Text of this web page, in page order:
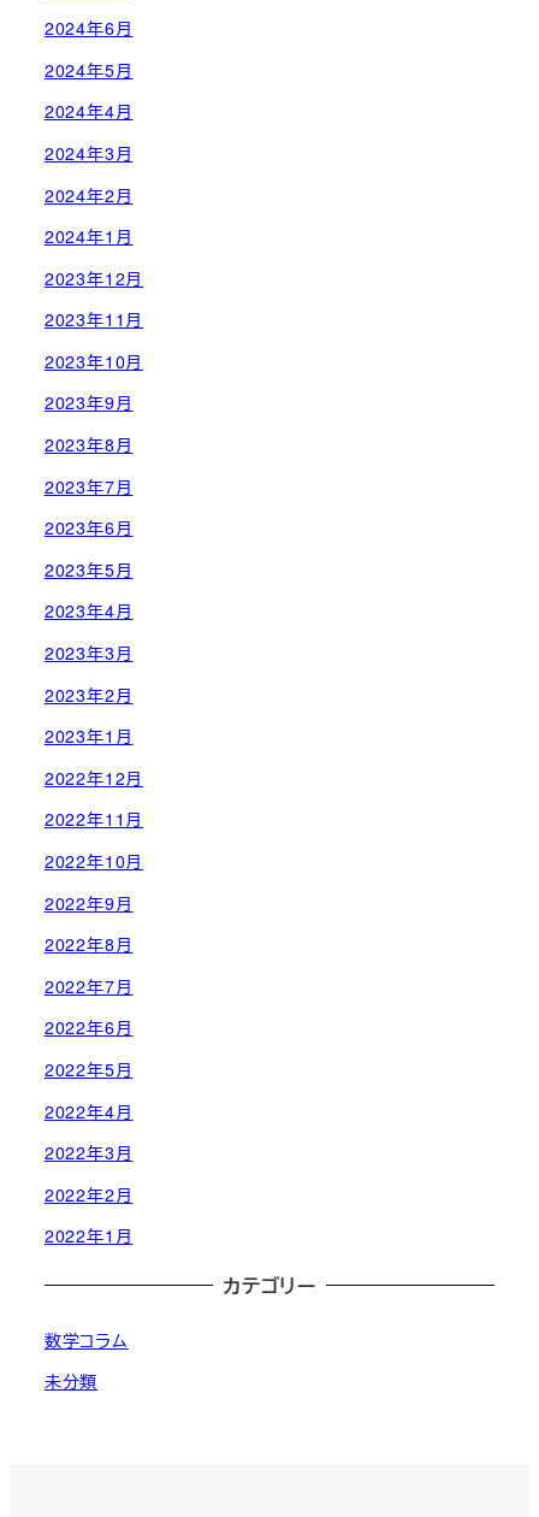
2024年6月
2024年5月
2024年4月
2024年3月
2024年2月
2024年1月
2023年12月
2023年11月
2023年10月
2023年9月
2023年8月
2023年7月
2023年6月
2023年5月
2023年4月
2023年3月
2023年2月
2023年1月
2022年12月
2022年11月
2022年10月
2022年9月
2022年8月
2022年7月
2022年6月
2022年5月
2022年4月
2022年3月
2022年2月
2022年1月
カテゴリー
数学コラム
未分類